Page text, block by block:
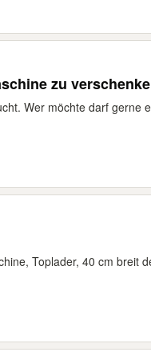
zu
Wer möchte darf gerne
Toplader, 40 cm breit